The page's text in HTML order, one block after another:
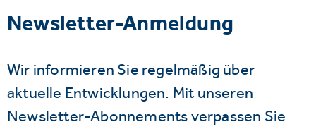
Newsletter-Anmeldung
Wir informieren Sie regelmäßig über
aktuelle Entwicklungen. Mit unseren
Newsletter-Abonnements verpassen Sie